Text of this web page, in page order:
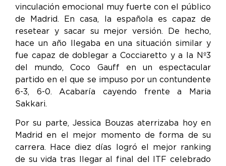
vinculación emocional muy fuerte con el público
de Madrid. En casa, la española es capaz de
resetear y sacar su mejor versión. De hecho,
hace un año llegaba en una situación similar y
fue capaz de doblegar a Cocciaretto y a la Nº3
del mundo, Coco Gauff en un espectacular
partido en el que se impuso por un contundente
6-3, 6-0. Acabaría cayendo frente a Maria
Sakkari.
Por su parte, Jessica Bouzas aterrizaba hoy en
Madrid en el mejor momento de forma de su
carrera. Hace diez días logró el mejor ranking
de su vida tras llegar al final del ITF celebrado